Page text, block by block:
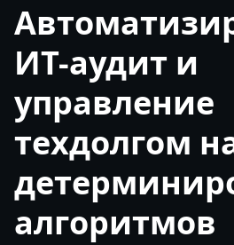
ИТ-аудит и
управление
техдолгом
алгоритмов